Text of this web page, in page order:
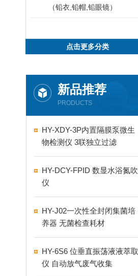
（铅衣,铅帽,铅眼镜）
点击更多分类
新品推荐
PRODUCTS
HY-XDY-3P内置隔膜泵微生
物检测仪 3联独立过滤
HY-DCY-FPID 数显水浴氮吹
仪
HY-J02一次性全封闭集菌培
养器 无菌检查耗材
HY-6S6 位垂直振荡液液萃取
仪 自动放气废气收集